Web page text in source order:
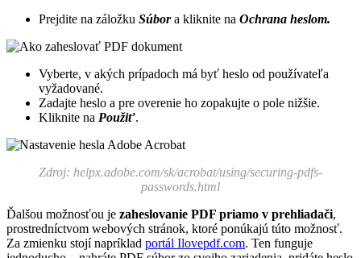
Prejdite na záložku Súbora kliknite na Ochrana heslom.
Vyberte, v akých prípadoch má byť heslo od používateľa
vyžadované.
Zadajte heslo a pre overenie ho zopakujte o pole nižšie.
Kliknite na Použiť.
Zdroj: helpx.adobe.com/sk/acrobat/using/securing-pdfs-
passwords.html
Ďalšou možnosťou je zaheslovanie PDF priamo v prehliadači,
prostredníctvom webových stránok, ktoré ponúkajú túto možnosť.
Za zmienku stojí napríklad portál Ilovepdf.com. Ten funguje